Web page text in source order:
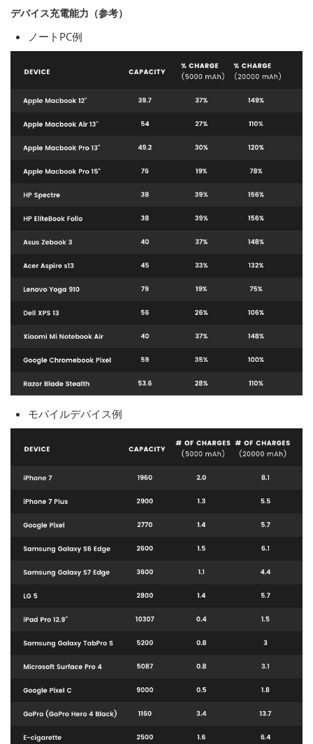
デバイス充電能力（参考）
ノートPC例
モバイルデバイス例